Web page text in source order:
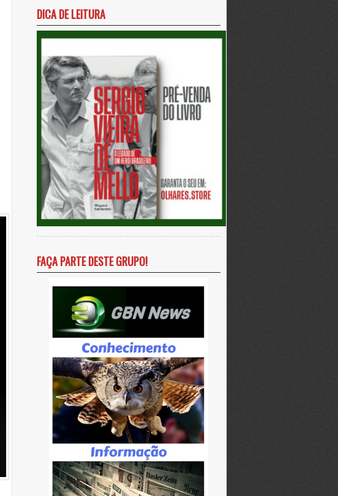
DICA DE LEITURA
FAÇA PARTE DESTE GRUPO!